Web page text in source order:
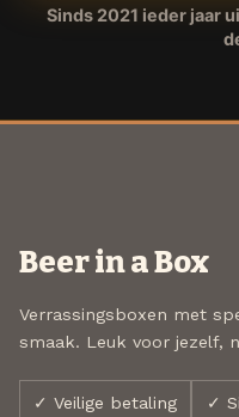
Sinds 2021 ieder jaar
Beer in a Box
Verrassingsboxen met
smaak. Leuk voor jezelf,
✓ Veilige betaling ✓